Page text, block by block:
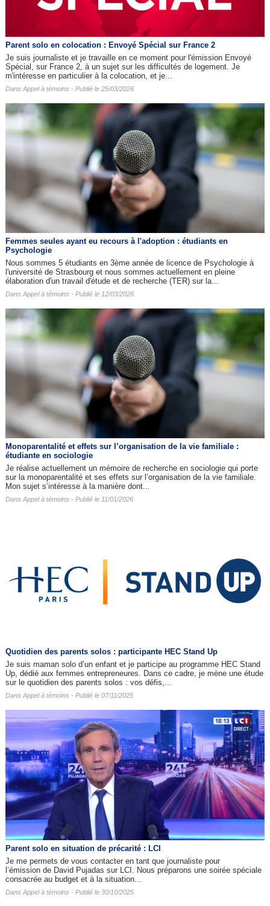
Parent solo en colocation : Envoyé Spécial sur France 2
Je suis journaliste et je travaille en ce moment pour l'émission Envoyé
Spécial, sur France 2, à un sujet sur les difficultés de logement. Je
m'intéresse en particulier à la colocation, et je...
Dans Appel à témoins - Publié le 25/03/2026
Femmes seules ayant eu recours à l'adoption : étudiants en
Psychologie
Nous sommes 5 étudiants en 3ème année de licence de Psychologie à
l'université de Strasbourg et nous sommes actuellement en pleine
élaboration d'un travail d'étude et de recherche (TER) sur la...
Dans Appel à témoins - Publié le 12/03/2026
Monoparentalité et effets sur l’organisation de la vie familiale :
étudiante en sociologie
Je réalise actuellement un mémoire de recherche en sociologie qui porte
sur la monoparentalité et ses effets sur l’organisation de la vie familiale.
Mon sujet s’intéresse à la manière dont...
Dans Appel à témoins - Publié le 11/01/2026
Quotidien des parents solos : participante HEC Stand Up
Je suis maman solo d’un enfant et je participe au programme HEC Stand
Up, dédié aux femmes entrepreneures. Dans ce cadre, je mène une étude
sur le quotidien des parents solos : vos défis,...
Dans Appel à témoins - Publié le 07/11/2025
Parent solo en situation de précarité : LCI
Je me permets de vous contacter en tant que journaliste pour
l’émission de David Pujadas sur LCI. Nous préparons une soirée spéciale
consacrée au budget et à la situation...
Dans Appel à témoins - Publié le 30/10/2025